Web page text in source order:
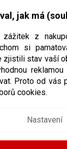
jak má
z
si
zjistili stav vaší
Proto od vás
cookies.
Nastavení